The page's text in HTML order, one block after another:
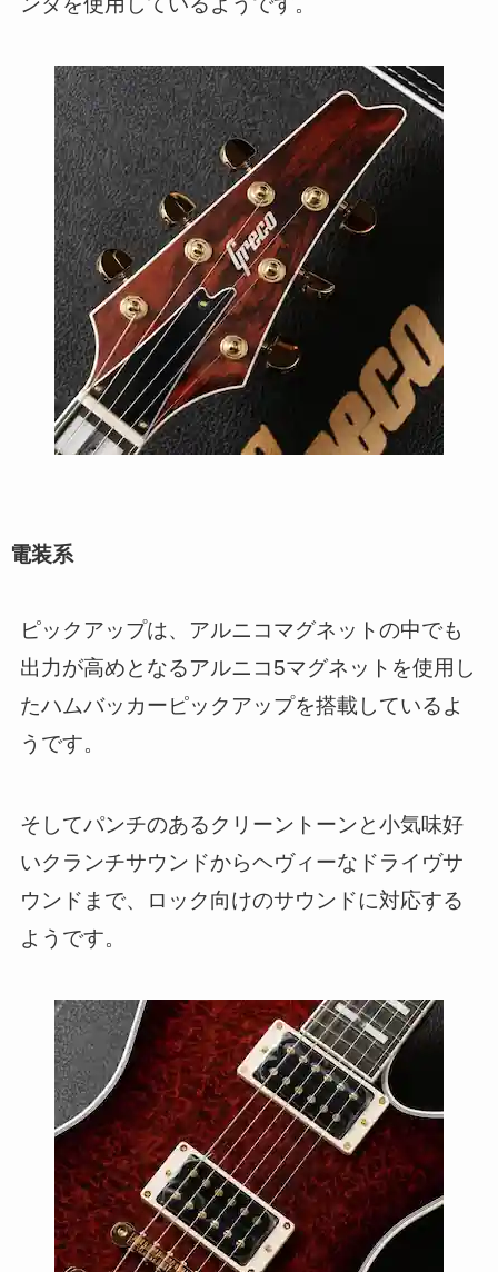
電装系
ピックアップは、アルニコマグネットの中でも
出力が高めとなるアルニコ5マグネットを使用し
たハムバッカーピックアップを搭載しているよ
うです。
そしてパンチのあるクリーントーンと小気味好
いクランチサウンドからヘヴィーなドライヴサ
ウンドまで、ロック向けのサウンドに対応する
ようです。